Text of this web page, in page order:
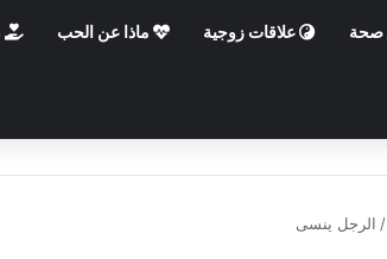
صحة علاقات زوجية ماذا عن الحب
/ الرجل ينسى